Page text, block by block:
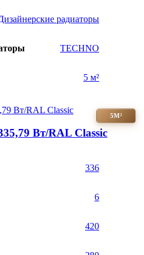
радиаторы
TECHNO
5 м²
5М²
Вт/RAL Classic
336
6
420